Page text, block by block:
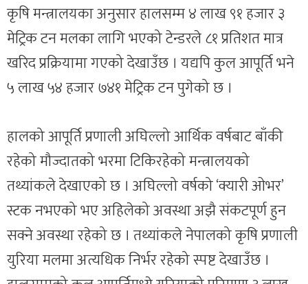
कृषि मन्त्रालयका अनुसार हालसम्म ४ लाख ९१ हजार ३
मेट्रिक टन मलका लागि भएको टेन्डरले ८१ प्रतिशत मात्र
खरिद प्रक्रियामा गएको देखाउँछ । यद्यपि कुल आपूर्ति भने
५ लाख ५४ हजार ७४१ मेट्रिक टन पुगेको छ ।
हालको आपूर्ति प्रणाली अघिल्लो आर्थिक वर्षबाट बाँकी
रहेको मौज्दातको भरमा टिकिरहेको मन्त्रालयको
तथ्यांकले देखाएको छ । अघिल्लो वर्षको ‘क्यारी ओभर’
स्टक नभएको भए अहिलेको अवस्था अझै संकटपूर्ण हुन
सक्ने अवस्था रहेको छ । तथ्यांकले नेपालको कृषि प्रणाली
युरिया मलमा अत्यधिक निर्भर रहेको स्पष्ट देखाउँछ ।